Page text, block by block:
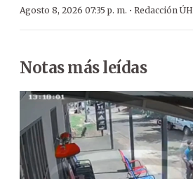
Agosto 8, 2026 07:35 p. m. · Redacción ÚH
Notas más leídas